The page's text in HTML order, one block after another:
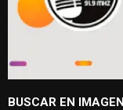
BUSCAR EN IMAGEN